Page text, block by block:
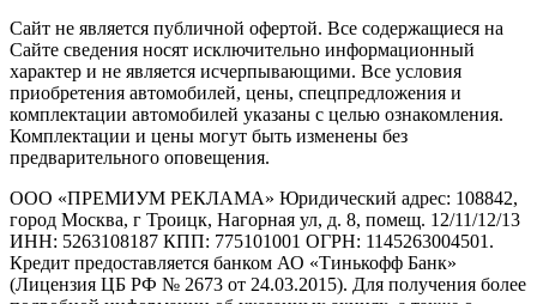
Cайт не является публичной офертой. Все содержащиеся на
Сайте сведения носят исключительно информационный
характер и не является исчерпывающими. Все условия
приобретения автомобилей, цены, спецпредложения и
комплектации автомобилей указаны с целью ознакомления.
Комплектации и цены могут быть изменены без
предварительного оповещения.
ООО «ПРЕМИУМ РЕКЛАМА» Юридический адрес: 108842,
город Москва, г Троицк, Нагорная ул, д. 8, помещ. 12/11/12/13
ИНН: 5263108187 КПП: 775101001 ОГРН: 1145263004501.
Кредит предоставляется банком АО «Тинькофф Банк»
(Лицензия ЦБ РФ № 2673 от 24.03.2015). Для получения более